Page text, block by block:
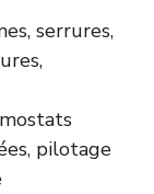
serrures,
pilotage